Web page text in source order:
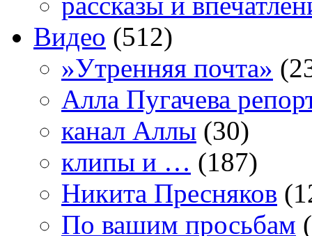
Видео (512)
»Утренняя почта»
Алла Пугачева
канал Аллы (30)
клипы и … (187)
Никита Пресняков
По вашим просьбам